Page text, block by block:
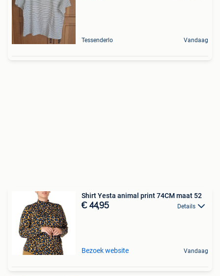
Tessenderlo Vandaag
Shirt Yesta animal print 74CM maat 52
€ 44,95 Details
Bezoek website Vandaag